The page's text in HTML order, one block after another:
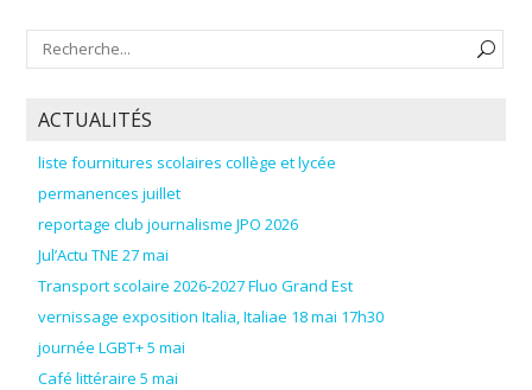
ACTUALITÉS
liste fournitures scolaires collège et lycée
permanences juillet
reportage club journalisme JPO 2026
Jul’Actu TNE 27 mai
Transport scolaire 2026-2027 Fluo Grand Est
vernissage exposition Italia, Italiae 18 mai 17h30
journée LGBT+ 5 mai
Café littéraire 5 mai